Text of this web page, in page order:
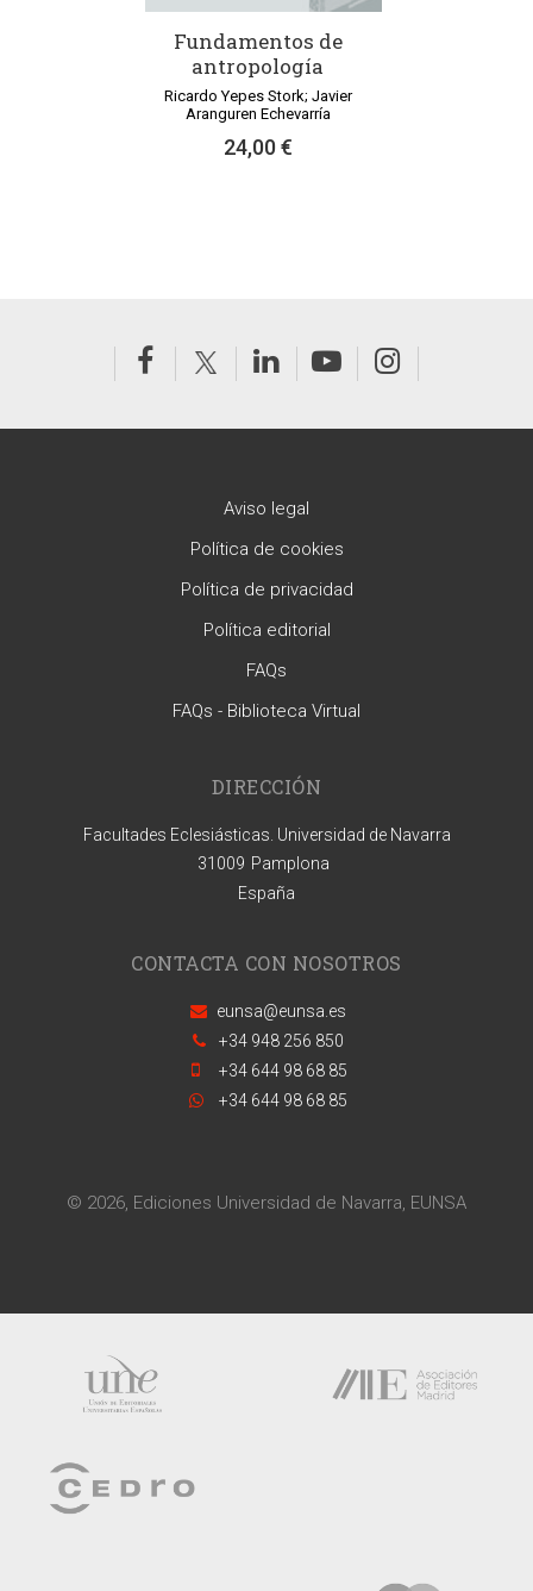
Fundamentos de
antropología
Ricardo Yepes Stork; Javier
Aranguren Echevarría
24,00 €
Aviso legal
Política de cookies
Política de privacidad
Política editorial
FAQs
FAQs - Biblioteca Virtual
DIRECCIÓN
Facultades Eclesiásticas. Universidad de Navarra
31009 Pamplona
España
CONTACTA CON NOSOTROS
eunsa@eunsa.es
+34 948 256 850
+34 644 98 68 85
+34 644 98 68 85
© 2026, Ediciones Universidad de Navarra, EUNSA